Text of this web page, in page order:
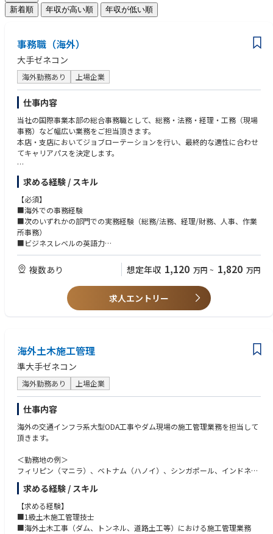
新着順
年収が高い順 年収が低い順
事務職（海外）
大手ゼネコン
海外勤務あり 上場企業
仕事内容
当社の国際事業本部の総合事務職として、総務・法務・経理・工務（現場
事務）など幅広い業務をご担当頂きます。
本店・支店においてジョブローテーションを行い、最終的な適性に合わせ
てキャリアパスを決定します。
【具体的には】
■総務業務：組織のコーポレート業務、給与査定や教育訓練計画策定など
の人事業務、出張者のホテル・食事・送迎・顧客訪問のアポイントなどの
秘書業務、等
■経理業務：組織の業績管理などの管理会計、単体決算や連結決算などの
財務会計、現地金融機関との折衝、会社経営に関する日本本社への報告資
料取り纏め、等
手配、等
■監査業務：内部統制の構築・運営業務、社内監査対応、現地公認会計士
監査対応、現地税務アセスメント対応、等
■現地法人や現地事務所の立ち上げ業務、等
※業務により海外駐在、海外出張の可能性がございます。
求める経験 / スキル
【必須】
■海外での事務経験
■次のいずれかの部門での実務経験（総務/法務、経理/財務、人事、作業
所事務）
■ビジネスレベルの英語力
【求める人物像】
■対人折衝力のある方
■集団統率力のある方
■プレッシャーを跳ね返す力のある方
■前例のない課題に積極的に取り組む姿勢のある方
複数あり 想定年収 1,120 万円 ~ 1,820 万円
求人エントリー
海外土木施工管理
準大手ゼネコン
海外勤務あり 上場企業
仕事内容
海外の交通インフラ系大型ODA工事やダム現場の施工管理業務を担当して
頂きます。
＜勤務地の例＞
フィリピン（マニラ）、ベトナム（ハノイ）、シンガポール、インドネシ
ア（ジャカルタ）、タイ（バンコク）、ミャンマー、インド等
※同社が手掛ける物件には、日系/非日系の世界的グローバル企業の、PC
工事、補修補強工事、トンネル、エネルギー関連などの案件が多数ありま
す。
求める経験 / スキル
【求める経験】
■1級土木施工管理技士
■海外土木工事（ダム、トンネル、道路土工等）における施工管理業務